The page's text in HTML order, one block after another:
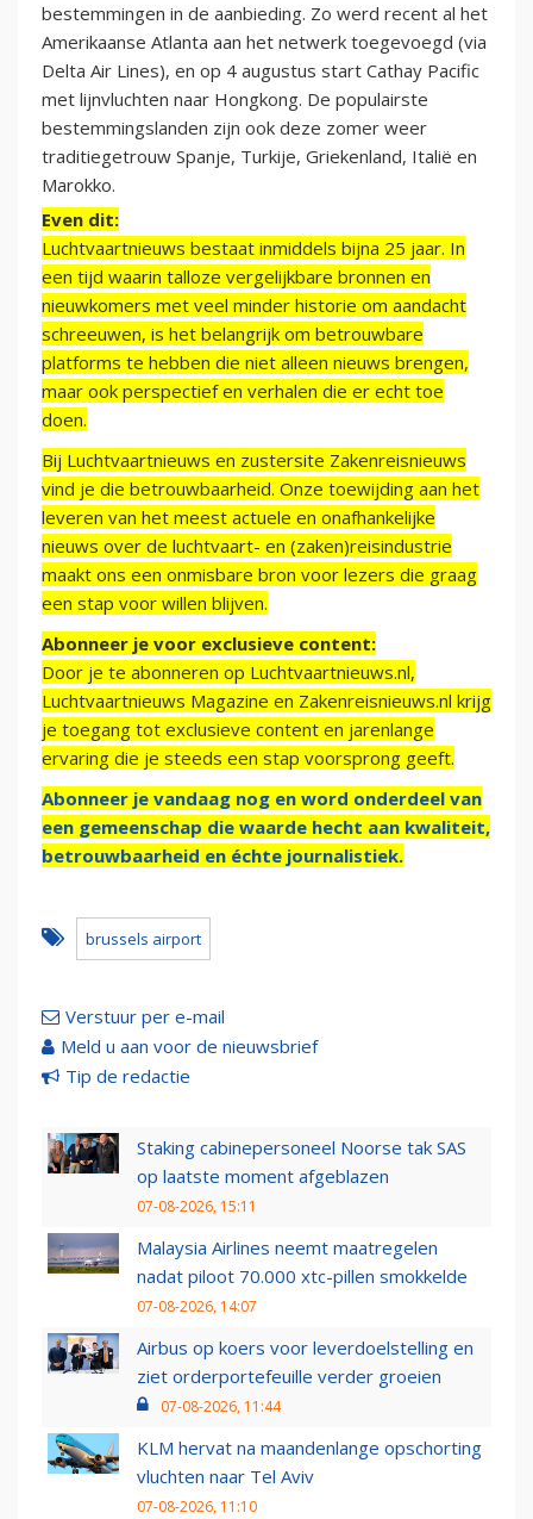
bestemmingen in de aanbieding. Zo werd recent al het
Amerikaanse Atlanta aan het netwerk toegevoegd (via
Delta Air Lines), en op 4 augustus start Cathay Pacific
met lijnvluchten naar Hongkong. De populairste
bestemmingslanden zijn ook deze zomer weer
traditiegetrouw Spanje, Turkije, Griekenland, Italië en
Marokko.
Even dit:
Luchtvaartnieuws bestaat inmiddels bijna 25 jaar. In
een tijd waarin talloze vergelijkbare bronnen en
nieuwkomers met veel minder historie om aandacht
schreeuwen, is het belangrijk om betrouwbare
platforms te hebben die niet alleen nieuws brengen,
maar ook perspectief en verhalen die er echt toe
doen.
Bij Luchtvaartnieuws en zustersite Zakenreisnieuws
vind je die betrouwbaarheid. Onze toewijding aan het
leveren van het meest actuele en onafhankelijke
nieuws over de luchtvaart- en (zaken)reisindustrie
maakt ons een onmisbare bron voor lezers die graag
een stap voor willen blijven.
Abonneer je voor exclusieve content:
Door je te abonneren op Luchtvaartnieuws.nl,
Luchtvaartnieuws Magazine en Zakenreisnieuws.nl krijg
je toegang tot exclusieve content en jarenlange
ervaring die je steeds een stap voorsprong geeft.
Abonneer je vandaag nog en word onderdeel van
een gemeenschap die waarde hecht aan kwaliteit,
betrouwbaarheid en échte journalistiek.
brussels airport
Verstuur per e-mail
Meld u aan voor de nieuwsbrief
Tip de redactie
Staking cabinepersoneel Noorse tak SAS
op laatste moment afgeblazen
07-08-2026, 15:11
Malaysia Airlines neemt maatregelen
nadat piloot 70.000 xtc-pillen smokkelde
07-08-2026, 14:07
Airbus op koers voor leverdoelstelling en
ziet orderportefeuille verder groeien
07-08-2026, 11:44
KLM hervat na maandenlange opschorting
vluchten naar Tel Aviv
07-08-2026, 11:10